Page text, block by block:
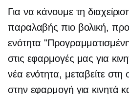
Για να κάνουμε τη
παραλαβής πιο βολική,
ενότητα
στις εφαρμογές μας για
νέα ενότητα, μεταβείτε στη
στην εφαρμογή για κινητά